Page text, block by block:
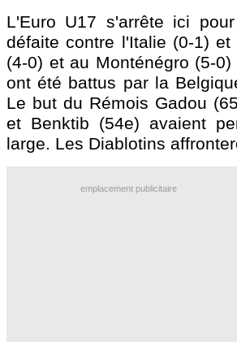
L'Euro U17 s'arrête ici
défaite contre l'Italie (0-1)
(4-0) et au Monténégro (5-
ont été battus par la
Le but du Rémois Gadou
et Benktib (54e) avaient
large. Les Diablotins
emplacement publicitaire